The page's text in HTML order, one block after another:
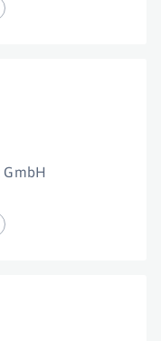
GmbH